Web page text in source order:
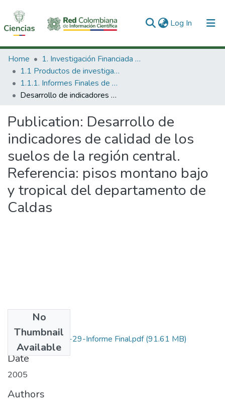
Log In (current)
Communities & Collections
All of DSpace
Statistics
Home
1. Investigación Financiada con Recursos Públicos
1.1 Productos de investigación
1.1.1. Informes Finales de Proyectos de Investigación
Desarrollo de indicadores de calidad de los suelos de la región central. Referencia: pisos montano bajo y tropical del departamento de Caldas
Publication: Desarrollo de
indicadores de calidad de los
suelos de la región central.
Referencia: pisos montano bajo
y tropical del departamento de
Caldas
No
Thumbnail
Available
1127-13-106-29-Informe Final.pdf(91.61 MB)
Date
2005
Authors